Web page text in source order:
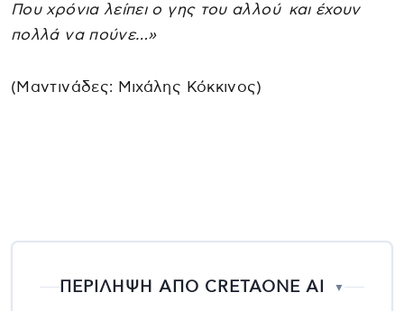
Που χρόνια λείπει ο γης του αλλού και έχουν
πολλά να πούνε…»
(Μαντινάδες: Μιχάλης Κόκκινος)
ΠΕΡΙΛΗΨΗ ΑΠΟ CRETAONE AI ▼